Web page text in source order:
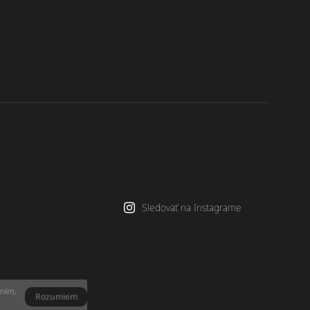
Rozumiem
Sledovať na Instagrame